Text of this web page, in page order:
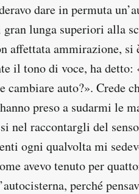
dare in permuta
lunga superiori alla
affettata ammirazione, si
il tono di voce, ha detto:
cambiare auto?». Crede
preso a sudarmi le
nel raccontargli del
ogni qualvolta mi
avevo tenuto per
perché